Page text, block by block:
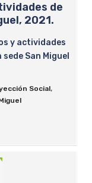
de
2021.
y actividades
San Miguel
Social,